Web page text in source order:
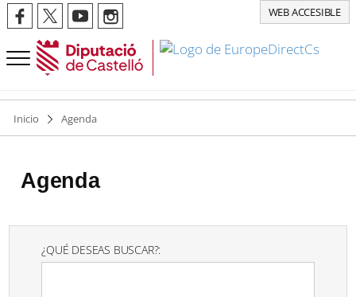
WEB ACCESIBLE
Inicio Agenda
Agenda
¿QUÉ DESEAS BUSCAR?: